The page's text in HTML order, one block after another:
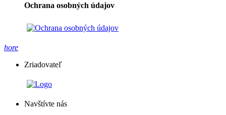
Ochrana osobných údajov
hore
Zriadovateľ
Navštívte nás